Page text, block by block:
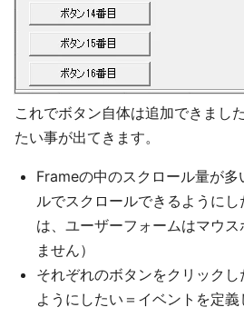
これでボタン自体は追加できまし
たい事が出てきます。
Frameの中のスクロール量が
ルでスクロールできるように
は、ユーザーフォームはマウ
ません）
それぞれのボタンをクリック
ようにしたい＝イベントを定義